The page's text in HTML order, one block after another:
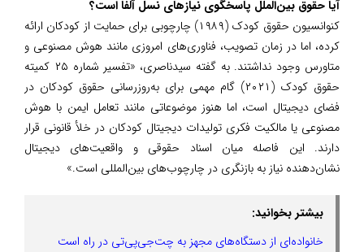
آیا حقوق بین‌الملل پاسخگوی نیازهای نسل آلفا است؟
کنوانسیون حقوق کودک (۱۹۸۹) چارچوبی برای حمایت از کودکان ارائه
کرده، اما در زمان تصویب، فناوری‌های امروزی مانند هوش مصنوعی و
متاورس وجود نداشتند. به گفته سیدناصری، «تفسیر شماره ۲۵ کمیته
حقوق کودک (۲۰۲۱) گام مهمی برای به‌روزرسانی حقوق کودکان در
فضای دیجیتال است، اما هنوز موضوعاتی مانند تعامل ایمن با هوش
مصنوعی یا مالکیت فکری تولیدات دیجیتال کودکان در خلأ قانونی قرار
دارند. این فاصله میان اسناد حقوقی و واقعیت‌های دیجیتال
نشان‌دهنده نیاز به بازنگری در چارچوب‌های بین‌المللی است.»
بیشتر بخوانید:
خانواده‌ای از دستگاه‌های مجهز به چت‌جی‌پی‌تی در راه است